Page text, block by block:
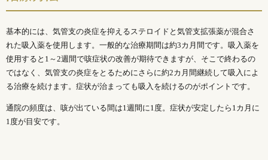
基本的には、気管支の炎症を抑えるステロイドと気管支拡張薬が混合さ
れた吸入薬を使用します。一般的な治療期間は約3カ月間です。吸入薬を
使用すると1～2週間で咳症状の改善が期待できますが、そこで終わるの
ではなく、気管支の炎症をとるためにさらに約2カ月間継続して吸入によ
る治療を続けます。症状が治まっても吸入を続けるのがポイントです。
通院の頻度は、咳が出ている間は1週間に1度。症状が安定したら1カ月に
1度が目安です。